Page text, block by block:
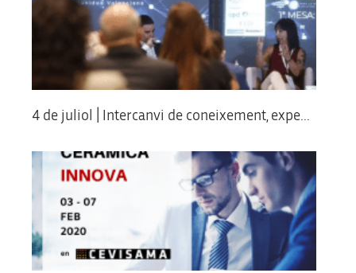
4 de juliol | Intercanvi de coneixement, expe...